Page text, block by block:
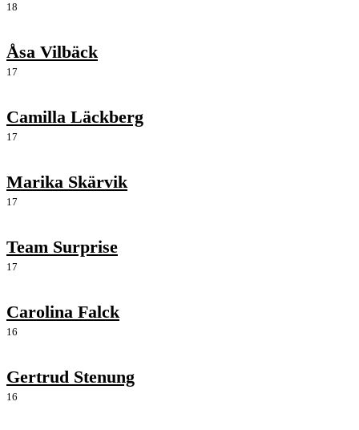
18
Åsa Vilbäck
17
Camilla Läckberg
17
Marika Skärvik
17
Team Surprise
17
Carolina Falck
16
Gertrud Stenung
16